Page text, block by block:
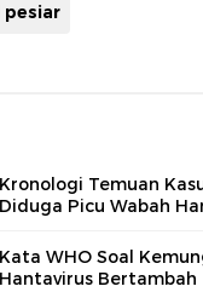
pesiar
Kronologi Temuan
Diduga Picu Wabah
Kata WHO Soal
Hantavirus Bertambah